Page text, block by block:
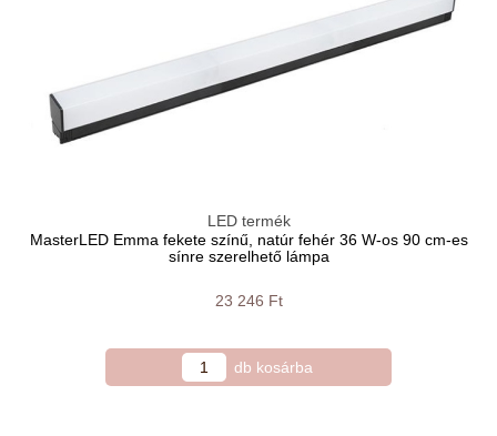
LED termék
MasterLED Emma fekete színű, natúr fehér 36 W-os 90 cm-es
sínre szerelhető lámpa
23 246 Ft